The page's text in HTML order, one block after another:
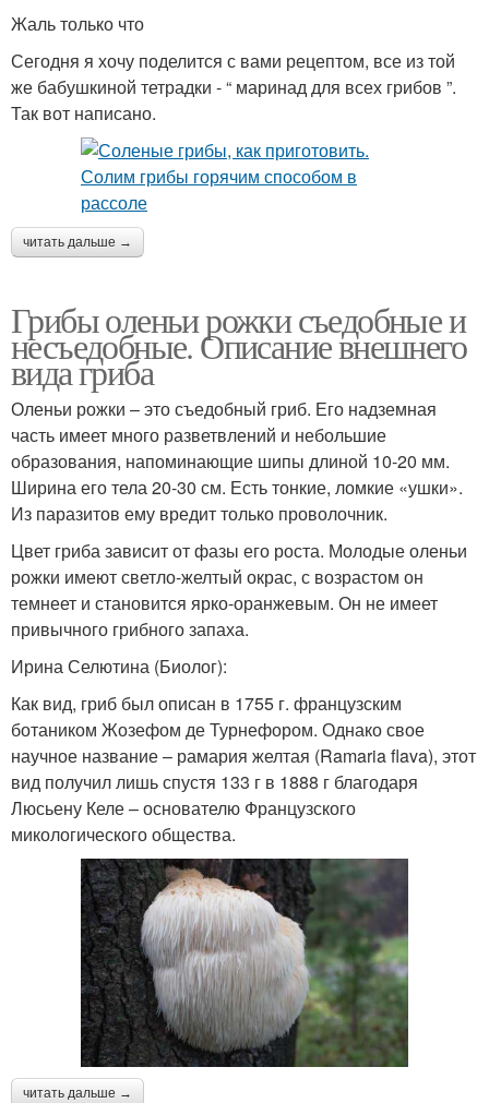
Жаль только что
Сегодня я хочу поделится с вами рецептом, все из той
же бабушкиной тетрадки - “ маринад для всех грибов ”.
Так вот написано.
читать дальше →
Грибы оленьи рожки съедобные и
несъедобные. Описание внешнего
вида гриба
Оленьи рожки – это съедобный гриб. Его надземная
часть имеет много разветвлений и небольшие
образования, напоминающие шипы длиной 10-20 мм.
Ширина его тела 20-30 см. Есть тонкие, ломкие «ушки».
Из паразитов ему вредит только проволочник.
Цвет гриба зависит от фазы его роста. Молодые оленьи
рожки имеют светло-желтый окрас, с возрастом он
темнеет и становится ярко-оранжевым. Он не имеет
привычного грибного запаха.
Ирина Селютина (Биолог):
Как вид, гриб был описан в 1755 г. французским
ботаником Жозефом де Турнефором. Однако свое
научное название – рамария желтая (Ramaria flava), этот
вид получил лишь спустя 133 г в 1888 г благодаря
Люсьену Келе – основателю Французского
микологического общества.
читать дальше →